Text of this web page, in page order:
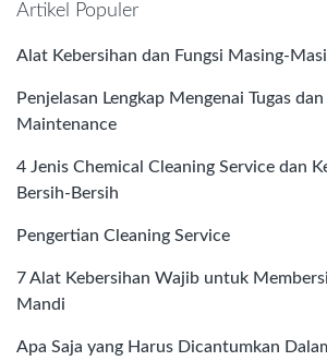
Artikel Populer
Alat Kebersihan dan Fungsi Masing-
Penjelasan Lengkap Mengenai Tugas
Maintenance
4 Jenis Chemical Cleaning Service dan
Bersih-Bersih
Pengertian Cleaning Service
7 Alat Kebersihan Wajib untuk
Mandi
Apa Saja yang Harus Dicantumkan